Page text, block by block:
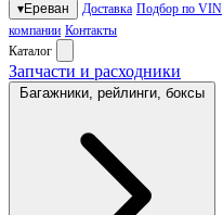
▾Ереван Доставка Подбор по VIN
компании Контакты
Каталог
Запчасти и расходники
Багажники, рейлинги, боксы